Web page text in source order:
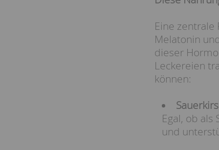
Eine
Melatonin
dieser
Leckereien
können:
Egal, ob
und